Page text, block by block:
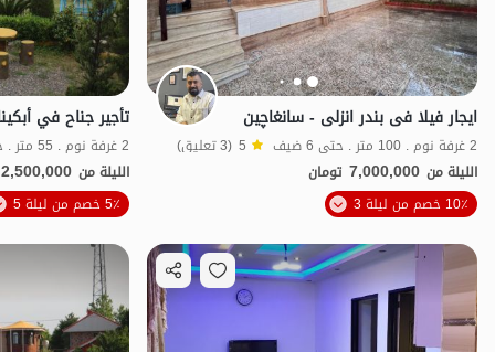
ایجار فیلا فی بندر انزلی - سانغاچین
2 غرفة نوم . 100 متر . حتى 6 ضيف 5 (3 تعليق)
الليلة من 7,000,000 تومان
10٪ خصم من ليلة 3
الموقع على الخريطة
2 غرفة نوم . 55 متر . حتى 7 ضيف
الليلة من 2,500,000
5٪ خصم من ليلة 5